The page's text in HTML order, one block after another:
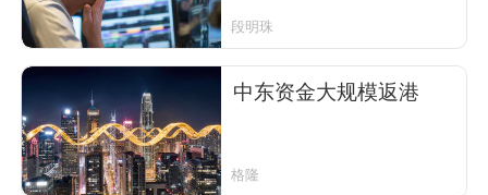
段明珠
中东资金大规模返港
格隆